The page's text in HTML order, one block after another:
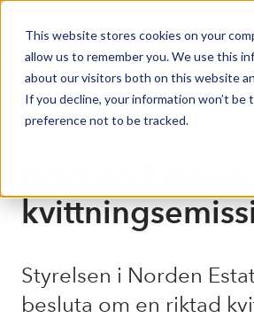
This website stores cookies on your
allow us to remember you. We use this
about our visitors both on this website
If you decline, your information won’t
preference not to be tracked.
Press release from Companies
Norden
Styrelsen i Norden
besluta om en riktad